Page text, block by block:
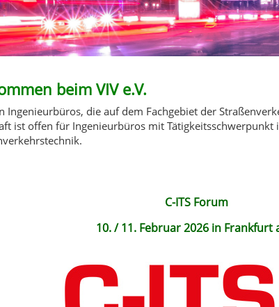
beim VIV e.V.
die auf dem Fachgebiet der
ist offen für Ingenieurbüros mit Tätigkeitsschwerpunkt
C-ITS Forum
10. / 11. Februar 2026 in Frankfurt